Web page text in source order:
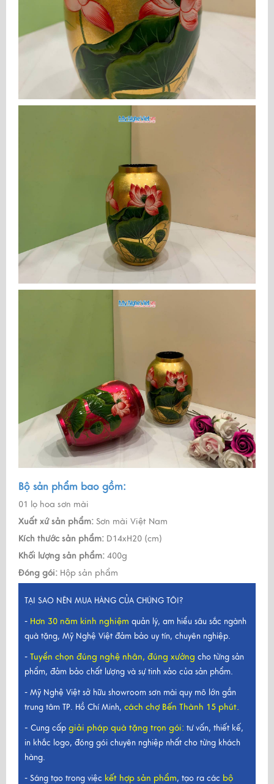
Bộ sản phẩm bao gồm:
01 lọ hoa sơn mài
Xuất xứ sản phẩm: Sơn mài Việt Nam
Kích thước sản phẩm: D14xH20 (cm)
Khối lượng sản phẩm: 400g
Đóng gói: Hộp sản phẩm
TẠI SAO NÊN MUA HÀNG CỦA CHÚNG TÔI?
- Hơn 30 năm kinh nghiệm quản lý, am hiểu sâu sắc ngành
quà tặng, Mỹ Nghệ Việt đảm bảo uy tín, chuyên nghiệp.
- Tuyển chọn đúng nghệ nhân, đúng xưởng cho từng sản
phẩm, đảm bảo chất lượng và sự tinh xảo của sản phẩm.
- Mỹ Nghệ Việt sở hữu showroom sơn mài quy mô lớn gần
trung tâm TP. Hồ Chí Minh, cách chợ Bến Thành 15 phút.
- Cung cấp giải pháp quà tặng trọn gói: tư vấn, thiết kế,
in khắc logo, đóng gói chuyên nghiệp nhất cho từng khách
hàng.
- Sáng tạo trong việc kết hợp sản phẩm, tạo ra các bộ